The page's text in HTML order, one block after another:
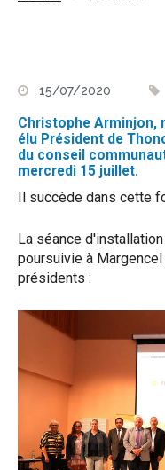
15/07/2020
Christophe Arminjon,
élu Président de
du conseil
mercredi 15 juillet.
Il succède dans cette
La séance
poursuivie à
présidents :